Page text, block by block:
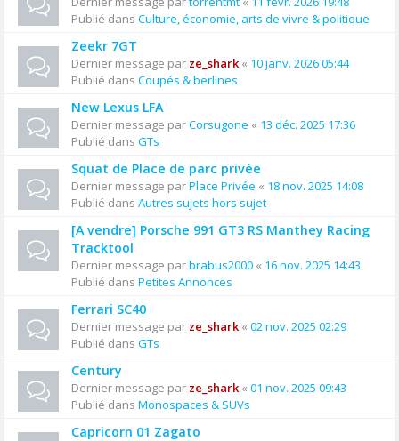
Publié dans Culture, économie, arts de vivre & politique
Zeekr 7GT
Dernier message par ze_shark« 10 janv. 2026 05:44
Publié dans Coupés & berlines
New Lexus LFA
Dernier message parCorsugone « 13 déc. 2025 17:36
Publié dans GTs
Squat de Place de parc privée
Dernier message parPlace Privée « 18 nov. 2025 14:08
Publié dans Autres sujets hors sujet
[A vendre] Porsche 991 GT3 RS Manthey Racing
Tracktool
Dernier message parbrabus2000 « 16 nov. 2025 14:43
Publié dans Petites Annonces
Ferrari SC40
Dernier message par ze_shark« 02 nov. 2025 02:29
Publié dans GTs
Century
Dernier message par ze_shark« 01 nov. 2025 09:43
Publié dans Monospaces & SUVs
Capricorn 01 Zagato